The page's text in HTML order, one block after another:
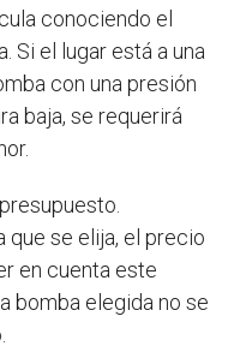
conociendo el
Si el lugar está a una
con una presión
baja, se requerirá
que se elija, el precio
en cuenta este
bomba elegida no se